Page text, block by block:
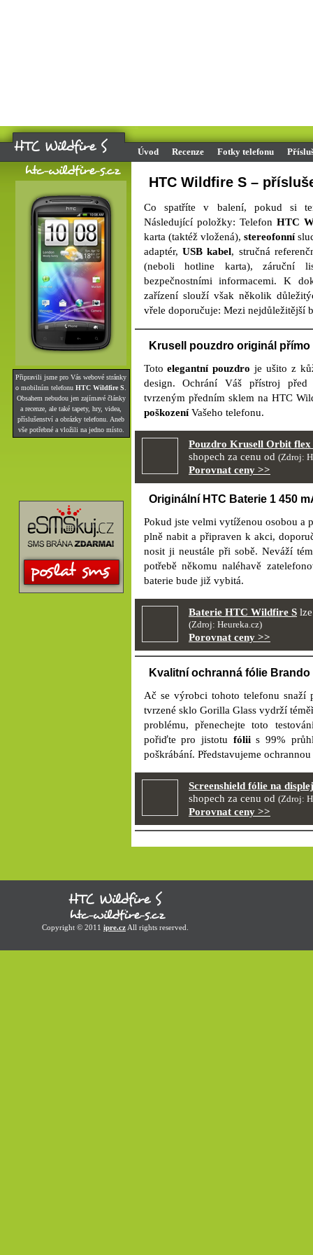
Připravili jsme pro Vás webové stránky
o mobilním telefonu HTC Wildfire S
Obsahem nebudou jen zajímavé články
a recenze, ale také tapety, hry, videa,
příslušenství a obrázky telefonu. Aneb
vše potřebné a vložili na jedno místo.
Úvod Recenze Fotky telefonu
HTC Wildfire S –
Co spatříte v balení, pokud si
Následující položky: Telefon HTC
karta (taktéž vložená), stereofonní
adaptér, USB kabel, stručná
(neboli hotline karta), záruční
bezpečnostními informacemi. K
zařízení slouží však několik
vřele doporučuje: Mezi nejdůležitější
Krusell pouzdro originál přímo
Toto elegantní pouzdro je ušito z
design. Ochrání Váš přístroj
tvrzeným předním sklem na HTC
poškozeníVašeho telefonu.
Pouzdro Krusell Orbit
shopech za cenu od (Zdroj:
Porovnat ceny >>
Originální HTC Baterie 1 450
Pokud jste velmi vytíženou osobou a
plně nabit a připraven k akci,
nosit ji neustále při sobě. Neváží
potřebě někomu naléhavě
baterie bude již vybitá.
Baterie HTC Wildfire S
(Zdroj: Heureka.cz)
Porovnat ceny >>
Kvalitní ochranná fólie
Ač se výrobci tohoto telefonu snaží
tvrzené sklo Gorilla Glass vydrží
problému, přenechejte toto
pořiďte pro jistotu fóliis 99%
poškrábání. Představujeme ochrannou
Screenshield fólie na
shopech za cenu od (Zdroj:
Porovnat ceny >>
Copyright © 2011 ipre.cz All rights reserved.